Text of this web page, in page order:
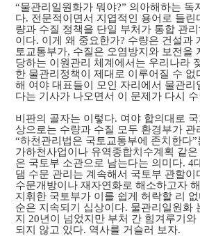
“물관리일원화가 뭐야?” 의아해하는 독
다. 전문적이면서 지엽적인 용어로 들린
량과 수질 정책을 단일 부처가 통합 관
이다. 이게 왜 중요한가? 수량은 건설과
토교통부가, 수질은 오염방지와 보전을
당하는 이원관리 체계에서는 우리나라
한 물관리정책이 제대로 이루어질 수 없
해 여야 대표들이 모인 자리에서 물관리
다는 기사가 나오면서 이 문제가 다시
비판의 골자는 이렇다. 여야 합의대로
상으로는 수량과 수질 모두 환경부가 관
“하천관리법은 국토교통부에 존치한다
가하천사업이나 유역종합치수계획 같
은 국토부 소관으로 남는다는 의미다. 4
댐 수문 관리는 계속해서 국토부 관할이
수문개방이나 재자연화로 해소하고자
지휘한 국토부가 이를 쉽게 허락할 리
순은 지속되기 십상이다. 물관리일원화
지 20년이 넘었지만 부처 간 힘겨루기와
되지 않고 있다. 역사를 거슬러 보자.